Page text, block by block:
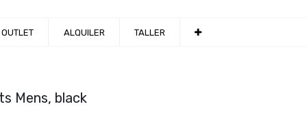
OUTLET ALQUILER TALLER
Mens, black